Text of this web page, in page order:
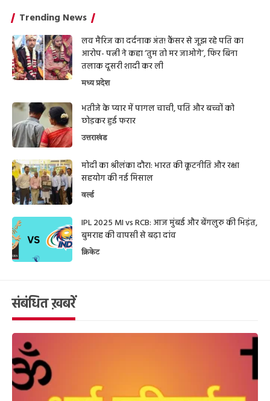
Trending News
लव मैरिज का दर्दनाक अंत! कैंसर से जूझ रहे पति का
आरोप- पत्नी ने कहा ‘तुम तो मर जाओगे’, फिर बिना
तलाक दूसरी शादी कर ली
मध्य प्रदेश
भतीजे के प्यार में पागल चाची, पति और बच्चों को
छोड़कर हुई फरार
उत्तराखंड
मोदी का श्रीलंका दौरा: भारत की कूटनीति और रक्षा
सहयोग की नई मिसाल
वर्ल्ड
IPL 2025 MI vs RCB: आज मुंबई और बेंगलुरु की भिड़ंत,
बुमराह की वापसी से बढ़ा दांव
क्रिकेट
संबंधित ख़बरें